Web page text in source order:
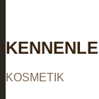
KOSMETIK